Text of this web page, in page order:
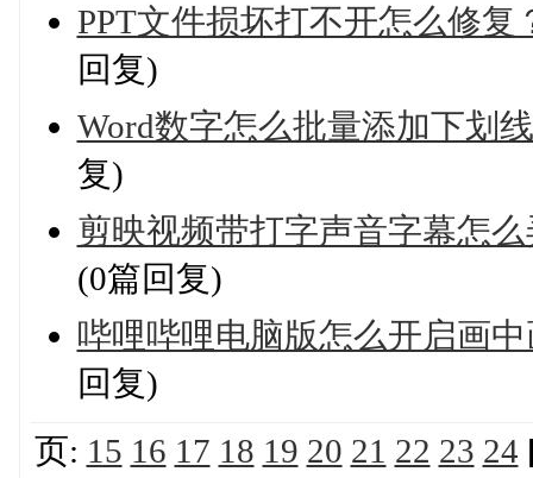
PPT文件损坏打不开怎么修
回复)
Word数字怎么批量添加下划
复)
剪映视频带打字声音字幕怎
(0篇回复)
哔哩哔哩电脑版怎么开启画
回复)
页: 15 16 17 18 19 20 21 22 23 24